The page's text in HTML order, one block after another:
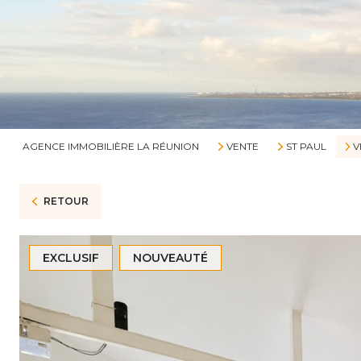
AGENCE IMMOBILIÈRE LA RÉUNION VENTE ST PAUL
RETOUR
EXCLUSIF NOUVEAUTÉ